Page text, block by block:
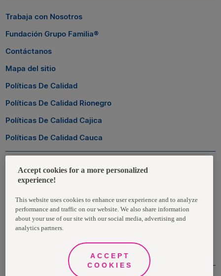
Trabaja con Nosotros
Fundación Grupo Familia®
Contáctanos
Mapa del sitio
Políticas De Calidad
Políticas De Calidad Rionegro
Políticas De Calidad Cajica
Políticas De Calidad Cauca
Zona Transaccional
Clientes
Proveedores
Accept cookies for a more personalized
experience!
This website uses cookies to enhance user experience and to analyze
performance and traffic on our website. We also share information
about your use of our site with our social media, advertising and
analytics partners.
ACCEPT
COOKIES